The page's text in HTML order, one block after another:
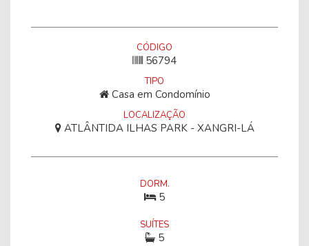
CÓDIGO
56794
TIPO
Casa em Condomínio
LOCALIZAÇÃO
ATLÂNTIDA ILHAS PARK - XANGRI-LÁ
DORM.
5
SUÍTES
5